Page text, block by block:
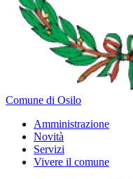
Comune di Osilo
Amministrazione
Novità
Servizi
Vivere il comune